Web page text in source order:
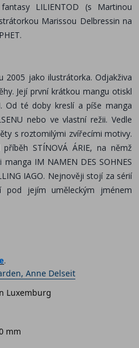
LILIENTOD (s Martinou
Marissou Delbressin na
2005 jako ilustrátorka. Odjakživa
Její první krátkou mangu otiskl
Od té doby kreslí a píše manga
nebo ve vlastní režii. Vedle
s roztomilými zvířecími motivy.
příběh STÍNOVÁ ÁRIE, na němž
manga IM NAMEN DES SOHNES
IAGO. Nejnověji stojí za sérií
pod jejím uměleckým jménem
.
Anne Delseit
Luxemburg
mm